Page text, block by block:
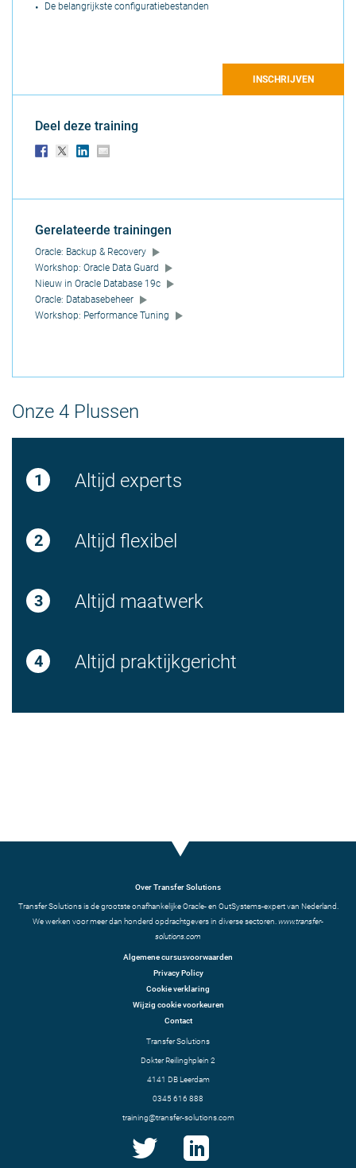
De belangrijkste configuratiebestanden
INSCHRIJVEN
Deel deze training
Gerelateerde trainingen
Oracle: Backup & Recovery
Workshop: Oracle Data Guard
Nieuw in Oracle Database 19c
Oracle: Databasebeheer
Workshop: Performance Tuning
Onze 4 Plussen
Altijd experts
Altijd flexibel
Altijd maatwerk
Altijd praktijkgericht
Over Transfer Solutions
Transfer Solutions is de grootste onafhankelijke Oracle- en OutSystems-expert van Nederland.
We werken voor meer dan honderd opdrachtgevers in diverse sectoren.www.transfer-
solutions.com
Algemene cursusvoorwaarden
Privacy Policy
Cookie verklaring
Wijzig cookie voorkeuren
Contact
Transfer Solutions
Dokter Reilinghplein 2
4141 DB Leerdam
0345 616 888
training@transfer-solutions.com